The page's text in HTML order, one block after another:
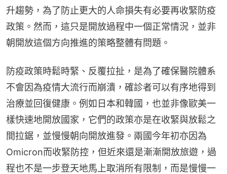
升趨勢，為了防止更大的人命損失有必要再收緊防疫
政策。然而，這只是開放過程中一個正常情況，並非
朝開放這個方向推進的策略整體有問題。
防疫政策時鬆時緊、反覆拉扯，是為了確保醫院體系
不會因為疫情大流行而崩潰，確診者可以有序地得到
治療並回復健康。例如日本和韓國，也並非像歐美一
樣快速地開放國家，它們的政策亦是在收緊與放鬆之
間拉鋸，並慢慢朝向開放進發。兩國今年初亦因為
Omicron而收緊防控，但近來還是漸漸開放旅遊，過
程也不是一步登天地馬上取消所有限制，而是慢慢一